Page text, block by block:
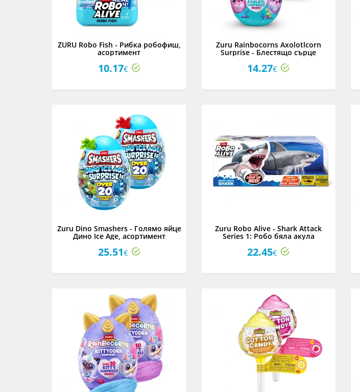
ZURU Robo Fish - Рибка робофиш,
асортимент
10.17€
Zuru Rainbocorns Axolotlcorn
Surprise - Блестящо сърце
14.27€
Zuru Dino Smashers - Голямо яйце
Дино Ice Age, асортимент
25.51€
Zuru Robo Alive - Shark Attack
Series 1: Робо бяла акула
22.45€